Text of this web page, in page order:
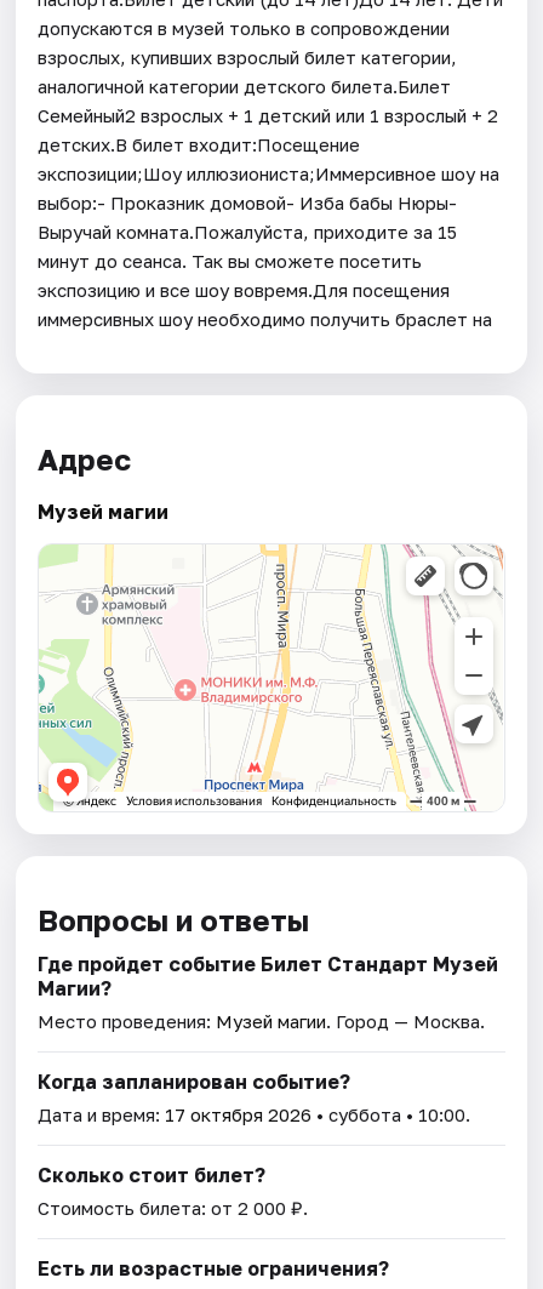
допускаются в музей только в сопровождении
взрослых, купивших взрослый билет категории,
аналогичной категории детского билета.Билет
Семейный2 взрослых + 1 детский или 1 взрослый + 2
детских.В билет входит:Посещение
экспозиции;Шоу иллюзиониста;Иммерсивное шоу на
выбор:- Проказник домовой- Изба бабы Нюры-
Выручай комната.Пожалуйста, приходите за 15
минут до сеанса. Так вы сможете посетить
экспозицию и все шоу вовремя.Для посещения
иммерсивных шоу необходимо получить браслет на
Адрес
Музей магии
Вопросы и ответы
Где пройдет событие Билет Стандарт Музей
Магии?
Место проведения: Музей магии. Город — Москва.
Когда запланирован событие?
Дата и время: 17 октября 2026 • суббота • 10:00.
Сколько стоит билет?
Стоимость билета: от 2 000 ₽.
Есть ли возрастные ограничения?